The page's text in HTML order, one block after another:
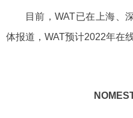
目前，WAT已在上海、
体报道， WAT预计2022年在